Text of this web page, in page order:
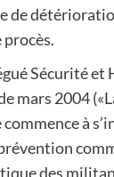
de
Sécurité et
2004
à
des